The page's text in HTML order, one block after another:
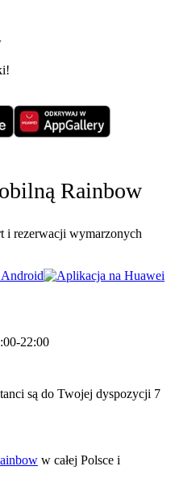
Rainbow
i rezerwacji wymarzonych
22:00
są do Twojej dyspozycji 7
w całej Polsce i